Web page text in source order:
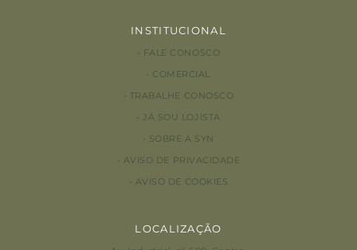
INSTITUCIONAL
FALE CONOSCO
COMERCIAL
TRABALHE CONOSCO
JÁ SOU LOJISTA
SOBRE A SYN
AVISO DE PRIVACIDADE
AVISO DE COOKIES
LOCALIZAÇÃO